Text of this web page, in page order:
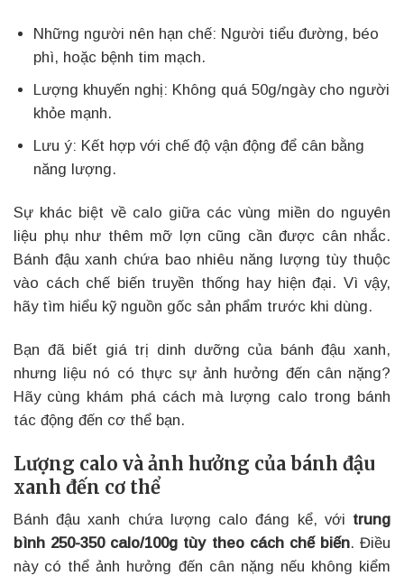
Những người nên hạn chế: Người tiểu đường, béo
phì, hoặc bệnh tim mạch.
Lượng khuyến nghị: Không quá 50g/ngày cho người
khỏe mạnh.
Lưu ý: Kết hợp với chế độ vận động để cân bằng
năng lượng.
Sự khác biệt về calo giữa các vùng miền do nguyên
liệu phụ như thêm mỡ lợn cũng cần được cân nhắc.
Bánh đậu xanh chứa bao nhiêu năng lượng tùy thuộc
vào cách chế biến truyền thống hay hiện đại. Vì vậy,
hãy tìm hiểu kỹ nguồn gốc sản phẩm trước khi dùng.
Bạn đã biết giá trị dinh dưỡng của bánh đậu xanh,
nhưng liệu nó có thực sự ảnh hưởng đến cân nặng?
Hãy cùng khám phá cách mà lượng calo trong bánh
tác động đến cơ thể bạn.
Lượng calo và ảnh hưởng của bánh đậu
xanh đến cơ thể
Bánh đậu xanh chứa lượng calo đáng kể, với trung
bình 250-350 calo/100g tùy theo cách chế biến. Điều
này có thể ảnh hưởng đến cân nặng nếu không kiểm